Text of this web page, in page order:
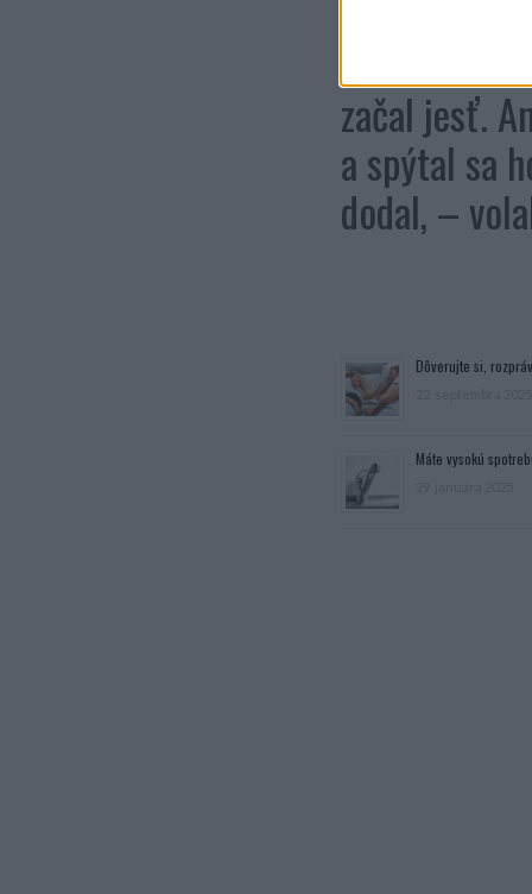
To sa mi
som mu to
začal jesť.
a spýtal sa
dodal, –
Dôverujte si,
Máte vysokú